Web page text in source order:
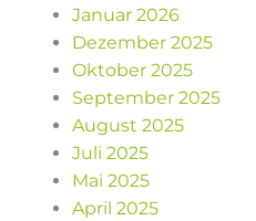
Januar 2026
Dezember 2025
Oktober 2025
September 2025
August 2025
Juli 2025
Mai 2025
April 2025